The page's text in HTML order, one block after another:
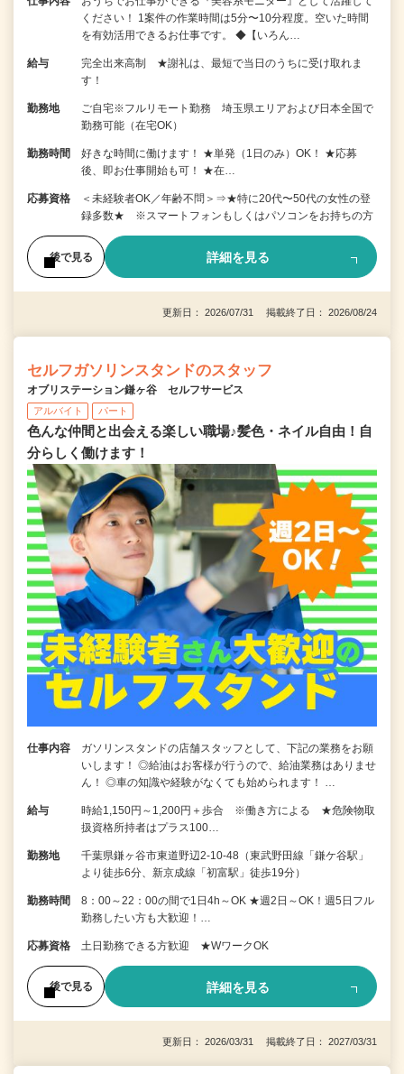
ください！ 1案件の作業時間は5分〜10分程度。空いた時間
を有効活用できるお仕事です。 ◆【いろん…
給与
完全出来高制 ★謝礼は、最短で当日のうちに受け取れま
す！
勤務地
ご自宅※フルリモート勤務 埼玉県エリアおよび日本全国で
勤務可能（在宅OK）
勤務時間
好きな時間に働けます！ ★単発（1日のみ）OK！ ★応募
後、即お仕事開始も可！ ★在…
応募資格
＜未経験者OK／年齢不問＞⇒★特に20代〜50代の女性の登
録多数★ ※スマートフォンもしくはパソコンをお持ちの方
後で見る 詳細を見る
更新日： 2026/07/31 掲載終了日： 2026/08/24
セルフガソリンスタンドのスタッフ
オブリステーション鎌ヶ谷 セルフサービス
アルバイト パート
色んな仲間と出会える楽しい職場♪髪色・ネイル自由！自
分らしく働けます！
仕事内容
ガソリンスタンドの店舗スタッフとして、下記の業務をお願
いします！ ◎給油はお客様が行うので、給油業務はありませ
ん！ ◎車の知識や経験がなくても始められます！ …
給与
時給1,150円～1,200円＋歩合 ※働き方による ★危険物取
扱資格所持者はプラス100…
勤務地
千葉県鎌ヶ谷市東道野辺2-10-48（東武野田線「鎌ケ谷駅」
より徒歩6分、新京成線「初富駅」徒歩19分）
勤務時間
8：00～22：00の間で1日4h～OK ★週2日～OK！週5日フル
勤務したい方も大歓迎！…
応募資格 土日勤務できる方歓迎 ★WワークOK
後で見る 詳細を見る
更新日： 2026/03/31 掲載終了日： 2027/03/31